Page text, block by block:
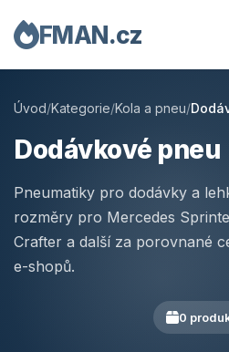
FMAN.cz
Úvod/Kategorie/Kola a pneu/
Dodávkové pneu
Pneumatiky pro dodávky a
rozměry pro Mercedes
Crafter a další za porovnané
e-shopů.
0